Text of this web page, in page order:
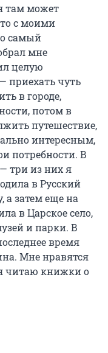
там может
с моими
самый
мне
целую
приехать чуть
в городе,
потом в
путешествие,
интересным,
потребности. В
три из них я
в Русский
а затем еще на
в Царское село,
и парки. В
время
Мне нравятся
читаю книжки о